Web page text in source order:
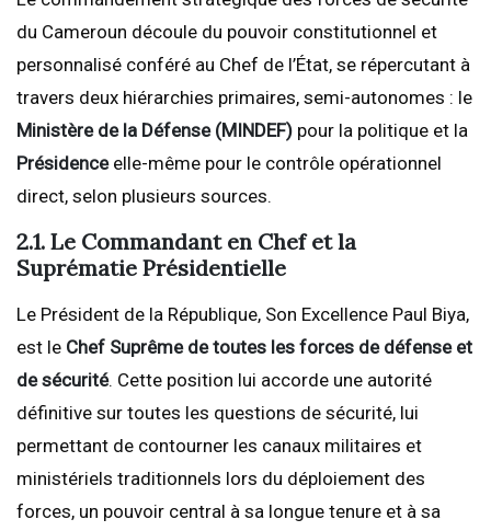
du Cameroun découle du pouvoir constitutionnel et
personnalisé conféré au Chef de l’État, se répercutant à
travers deux hiérarchies primaires, semi-autonomes : le
Ministère de la Défense (MINDEF) pour la politique et la
Présidenceelle-même pour le contrôle opérationnel
direct, selon plusieurs sources.
2.1. Le Commandant en Chef et la
Suprématie Présidentielle
Le Président de la République, Son Excellence Paul Biya,
est le Chef Suprême de toutes les forces de défense et
de sécurité. Cette position lui accorde une autorité
définitive sur toutes les questions de sécurité, lui
permettant de contourner les canaux militaires et
ministériels traditionnels lors du déploiement des
forces, un pouvoir central à sa longue tenure et à sa